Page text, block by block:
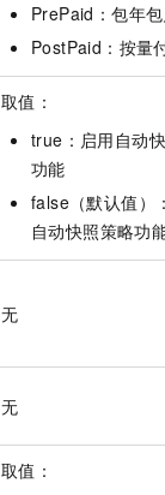
PrePaid：包年包
PostPaid：按量
取值：
true：启用自动
功能
false（默认值）
自动快照策略功能
无
无
取值：